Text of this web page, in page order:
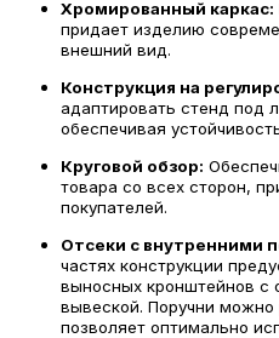
Хромированный каркас:
придает изделию
внешний вид.
Конструкция на
адаптировать стенд под
обеспечивая
Круговой обзор:
товара со всех сторон,
покупателей.
Отсеки с внутренними
частях конструкции
выносных кронштейнов с
вывеской. Поручни можно
позволяет оптимально